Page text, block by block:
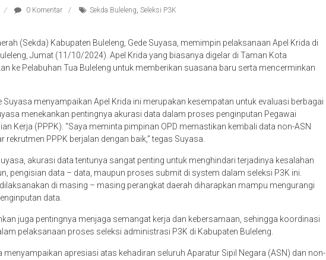
0 Komentar Sekda Buleleng, Seleksi P3K
(Sekda) Kabupaten Buleleng, Gede Suyasa, memimpin pelaksanaan Apel Krida di
Jumat (11/10/2024). Apel Krida yang biasanya digelar di Taman Kota
ke Pelabuhan Tua Buleleng untuk memberikan suasana baru serta mencerminkan
Suyasa menyampaikan Apel Krida ini merupakan kesempatan untuk evaluasi berbagai
menekankan pentingnya akurasi data dalam proses penginputan Pegawai
Kerja (PPPK). “Saya meminta pimpinan OPD memastikan kembali data non-ASN
PPPK berjalan dengan baik,” tegas Suyasa.
akurasi data tentunya sangat penting untuk menghindari terjadinya kesalahan
pengisian data – data, maupun proses submit di system dalam seleksi P3K ini.
di masing – masing perangkat daerah diharapkan mampu mengurangi
data.
juga pentingnya menjaga semangat kerja dan kebersamaan, sehingga koordinasi
pelaksanaan proses seleksi administrasi P3K di Kabupaten Buleleng.
menyampaikan apresiasi atas kehadiran seluruh Aparatur Sipil Negara (ASN) dan non-